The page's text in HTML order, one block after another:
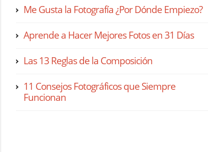
Me Gusta la Fotografía ¿Por Dónde Empiezo?
Aprende a Hacer Mejores Fotos en 31 Días
Las 13 Reglas de la Composición
11 Consejos Fotográficos que Siempre
Funcionan